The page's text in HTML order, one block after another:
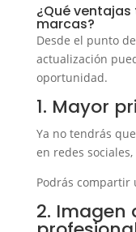
¿Qué
marcas?
Desde el punto
actualización
oportunidad.
1. Mayor
Ya no tendrás
en redes
Podrás
2. Imagen